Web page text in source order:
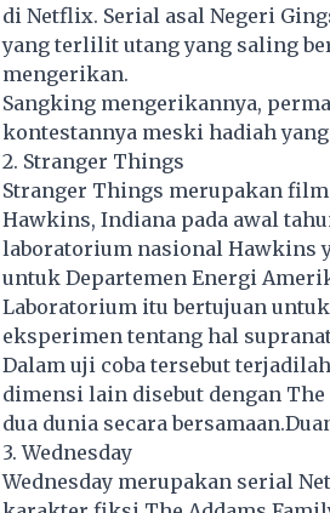
di Netflix. Serial asal Negeri
yang terlilit utang yang saling
mengerikan.
Sangking mengerikannya,
kontestannya meski hadiah
2. Stranger Things
Stranger Things merupakan
Hawkins, Indiana pada awal
laboratorium nasional Hawkins
untuk Departemen Energi
Laboratorium itu bertujuan
eksperimen tentang hal
Dalam uji coba tersebut
dimensi lain disebut dengan
dua dunia secara
3. Wednesday
Wednesday merupakan serial